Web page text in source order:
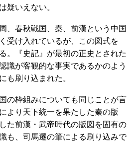
疑いえない。
、春秋戦国、秦、前漢という中国
受け入れているが、この図式を
。『史記』が最初の正史とされた
識が客観的な事実であるかのよう
も刷り込まれた。
の枠組みについても同じことが言
より天下統一を果たした秦の版
た前漢・武帝時代の版図を固有の
も、司馬遷の筆による刷り込みで